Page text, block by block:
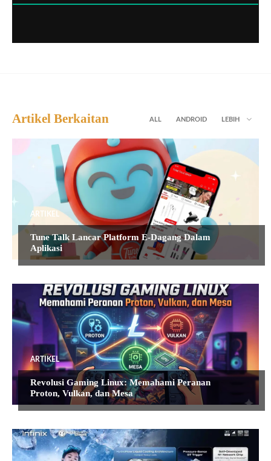
Artikel Berkaitan ALL ANDROID LEBIH
ARTIKEL
Tune Talk Lancar Platform E-Dagang Dalam
Aplikasi
ARTIKEL
Revolusi Gaming Linux: Memahami Peranan
Proton, Vulkan, dan Mesa